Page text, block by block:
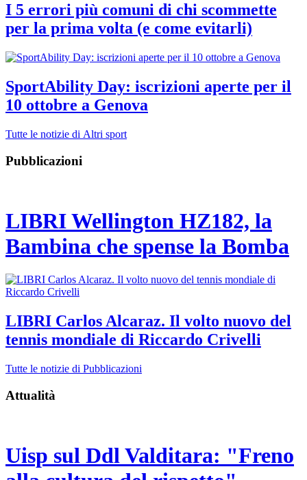
I 5 errori più comuni di chi scommette
per la prima volta (e come evitarli)
SportAbility Day: iscrizioni aperte per il
10 ottobre a Genova
Tutte le notizie di Altri sport
Pubblicazioni
LIBRI Wellington HZ182, la
Bambina che spense la Bomba
LIBRI Carlos Alcaraz. Il volto nuovo del
tennis mondiale di Riccardo Crivelli
Tutte le notizie di Pubblicazioni
Attualità
Uisp sul Ddl Valditara: "Freno